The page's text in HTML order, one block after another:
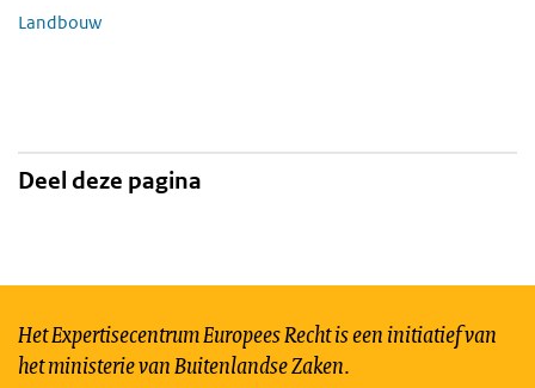
Landbouw
Deel deze pagina
Het Expertisecentrum Europees Recht is een initiatief van
het ministerie van Buitenlandse Zaken.